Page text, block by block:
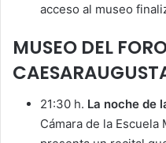
acceso al museo
MUSEO DEL
21:30 h. La noche de
Cámara de la Escuela